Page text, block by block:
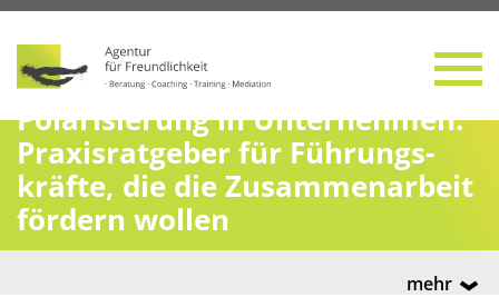
Pola­ri­sie­rung in Unter­neh­men:
Pra­xis­rat­ge­ber für Füh­rungs­
kräf­te, die die Zusam­men­ar­beit
för­dern wollen
mehr